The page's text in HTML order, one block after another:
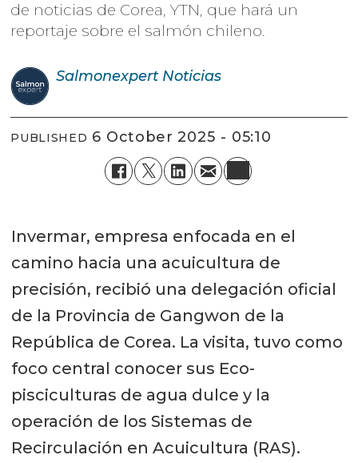
de noticias de Corea, YTN, que hará un
reportaje sobre el salmón chileno.
Salmonexpert Noticias
PUBLISHED 6 October 2025 - 05:10
Invermar, empresa enfocada en el
camino hacia una acuicultura de
precisión, recibió una delegación oficial
de la Provincia de Gangwon de la
República de Corea. La visita, tuvo como
foco central conocer sus Eco-
pisciculturas de agua dulce y la
operación de los Sistemas de
Recirculación en Acuicultura (RAS).